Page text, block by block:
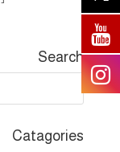
Search
Catagories